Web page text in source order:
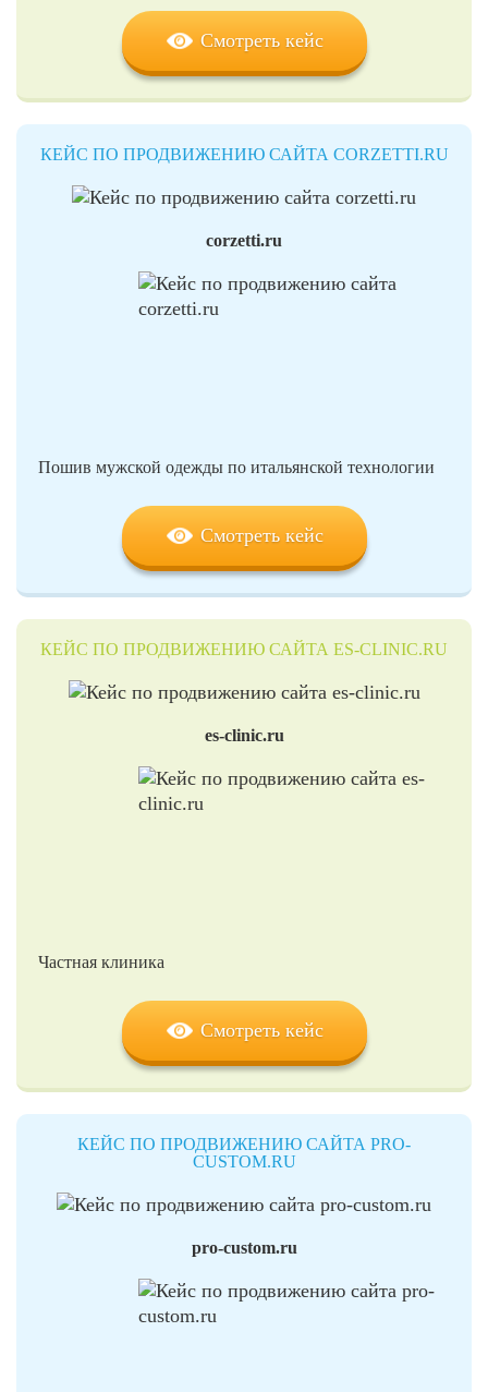
Смотреть кейс
КЕЙС ПО ПРОДВИЖЕНИЮ САЙТА CORZETTI.RU
corzetti.ru
Пошив мужской одежды по итальянской технологии
Смотреть кейс
КЕЙС ПО ПРОДВИЖЕНИЮ САЙТА ES-CLINIC.RU
es-clinic.ru
Частная клиника
Смотреть кейс
КЕЙС ПО ПРОДВИЖЕНИЮ САЙТА PRO-
CUSTOM.RU
pro-custom.ru